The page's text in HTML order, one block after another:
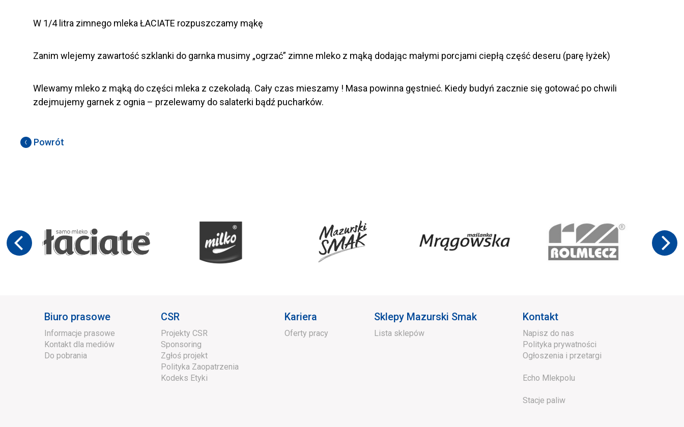
W 1/4 litra zimnego mleka ŁACIATE rozpuszczamy mąkę
Zanim wlejemy zawartość szklanki do garnka musimy „ogrzać” zimne mleko z mąką dodając małymi porcjami ciepłą część deseru (parę łyżek)
Wlewamy mleko z mąką do części mleka z czekoladą. Cały czas mieszamy ! Masa powinna gęstnieć. Kiedy budyń zacznie się gotować po chwili
zdejmujemy garnek z ognia – przelewamy do salaterki bądź pucharków.
Powrót
Biuro prasowe
Informacje prasowe
Kontakt dla mediów
Do pobrania
CSR
Projekty CSR
Sponsoring
Zgłoś projekt
Polityka Zaopatrzenia
Kodeks Etyki
Kariera
Oferty pracy
Sklepy Mazurski Smak
Lista sklepów
Kontakt
Napisz do nas
Polityka prywatności
Ogłoszenia i przetargi
Echo Mlekpolu
Stacje paliw